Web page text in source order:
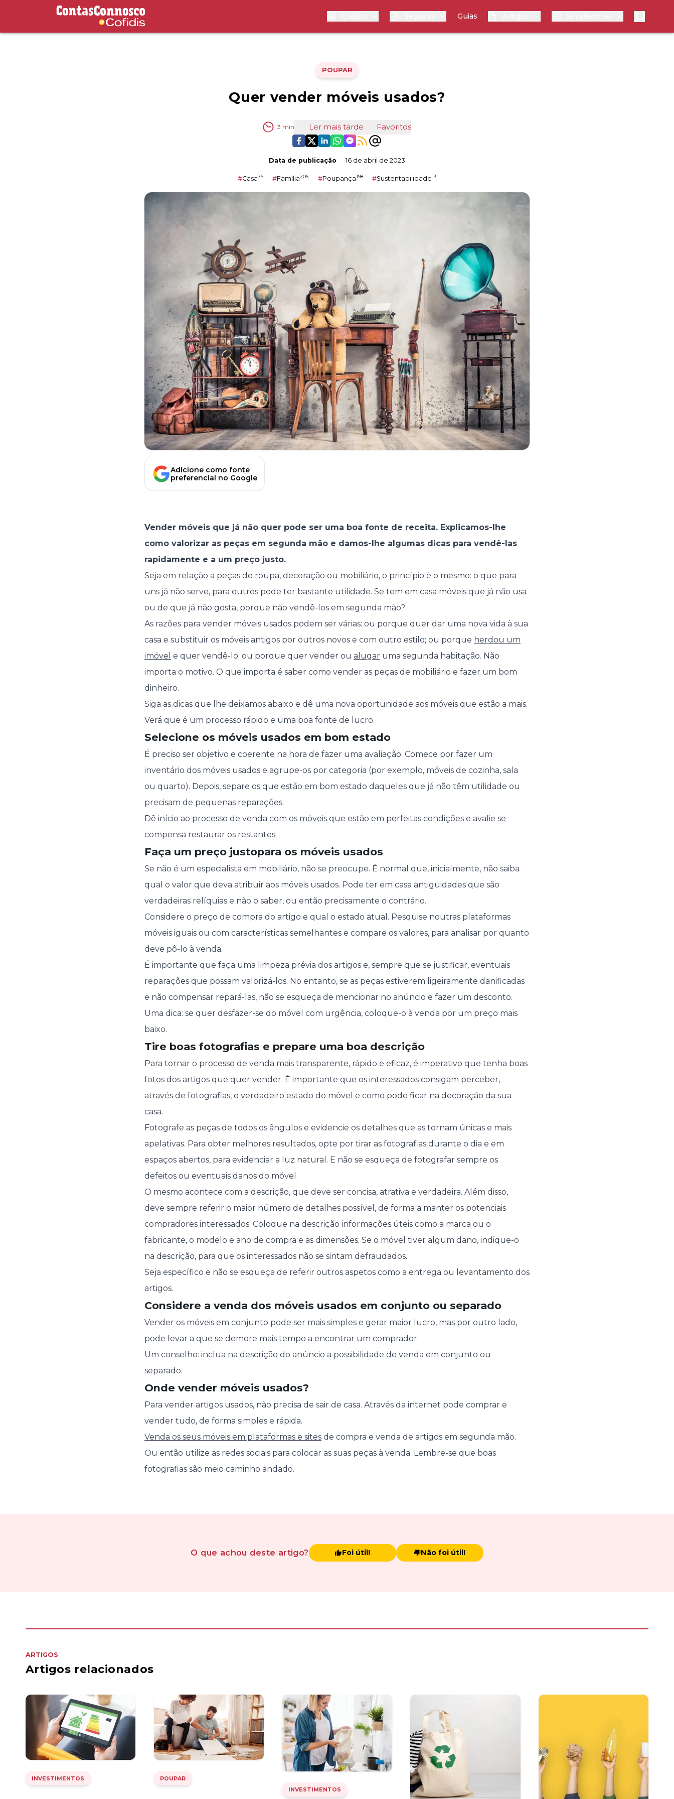
Contas Connosco by Cofidis Guias
POUPAR
Quer vender móveis usados?
3 min Ler mais tarde Favoritos
Data de publicação 16 de abril de 2023
#Casa76 #Família206 #Poupança198 #Sustentabilidade13
Adicione como fonte
preferencial no Google
Vender móveis que já não quer pode ser uma boa fonte de receita. Explicamos-lhe
como valorizar as peças em segunda mão e damos-lhe algumas dicas para vendê-las
rapidamente e a um preço justo.
Seja em relação a peças de roupa, decoração ou mobiliário, o princípio é o mesmo: o que para
uns já não serve, para outros pode ter bastante utilidade. Se tem em casa móveis que já não usa
ou de que já não gosta, porque não vendê-los em segunda mão?
As razões para vender móveis usados podem ser várias: ou porque quer dar uma nova vida à sua
casa e substituir os móveis antigos por outros novos e com outro estilo; ou porque herdou um
imóvel e quer vendê-lo; ou porque quer vender ou alugar uma segunda habitação. Não
importa o motivo. O que importa é saber como vender as peças de mobiliário e fazer um bom
dinheiro.
Siga as dicas que lhe deixamos abaixo e dê uma nova oportunidade aos móveis que estão a mais.
Verá que é um processo rápido e uma boa fonte de lucro.
Selecione os móveis usados em bom estado
É preciso ser objetivo e coerente na hora de fazer uma avaliação. Comece por fazer um
inventário dos móveis usados e agrupe-os por categoria (por exemplo, móveis de cozinha, sala
ou quarto). Depois, separe os que estão em bom estado daqueles que já não têm utilidade ou
precisam de pequenas reparações.
Dê início ao processo de venda com os móveis que estão em perfeitas condições e avalie se
compensa restaurar os restantes.
Faça um preço justopara os móveis usados
Se não é um especialista em mobiliário, não se preocupe. É normal que, inicialmente, não saiba
qual o valor que deva atribuir aos móveis usados. Pode ter em casa antiguidades que são
verdadeiras relíquias e não o saber, ou então precisamente o contrário.
Considere o preço de compra do artigo e qual o estado atual. Pesquise noutras plataformas
móveis iguais ou com características semelhantes e compare os valores, para analisar por quanto
deve pô-lo à venda.
É importante que faça uma limpeza prévia dos artigos e, sempre que se justificar, eventuais
reparações que possam valorizá-los. No entanto, se as peças estiverem ligeiramente danificadas
e não compensar repará-las, não se esqueça de mencionar no anúncio e fazer um desconto.
Uma dica: se quer desfazer-se do móvel com urgência, coloque-o à venda por um preço mais
baixo.
Tire boas fotografias e prepare uma boa descrição
Para tornar o processo de venda mais transparente, rápido e eficaz, é imperativo que tenha boas
fotos dos artigos que quer vender. É importante que os interessados consigam perceber,
através de fotografias, o verdadeiro estado do móvel e como pode ficar na decoração da sua
casa.
Fotografe as peças de todos os ângulos e evidencie os detalhes que as tornam únicas e mais
apelativas. Para obter melhores resultados, opte por tirar as fotografias durante o dia e em
espaços abertos, para evidenciar a luz natural. E não se esqueça de fotografar sempre os
defeitos ou eventuais danos do móvel.
O mesmo acontece com a descrição, que deve ser concisa, atrativa e verdadeira. Além disso,
deve sempre referir o maior número de detalhes possível, de forma a manter os potenciais
compradores interessados. Coloque na descrição informações úteis como a marca ou o
fabricante, o modelo e ano de compra e as dimensões. Se o móvel tiver algum dano, indique-o
na descrição, para que os interessados não se sintam defraudados.
Seja específico e não se esqueça de referir outros aspetos como a entrega ou levantamento dos
artigos.
Considere a venda dos móveis usados em conjunto ou separado
Vender os móveis em conjunto pode ser mais simples e gerar maior lucro, mas por outro lado,
pode levar a que se demore mais tempo a encontrar um comprador.
Um conselho: inclua na descrição do anúncio a possibilidade de venda em conjunto ou
separado.
Onde vender móveis usados?
Para vender artigos usados, não precisa de sair de casa. Através da internet pode comprar e
vender tudo, de forma simples e rápida.
Venda os seus móveis em plataformas e sites de compra e venda de artigos em segunda mão.
Ou então utilize as redes sociais para colocar as suas peças à venda. Lembre-se que boas
fotografias são meio caminho andado.
O que achou deste artigo? Foi útil! Não foi útil!
ARTIGOS
Artigos relacionados
INVESTIMENTOS POUPAR
INVESTIMENTOS